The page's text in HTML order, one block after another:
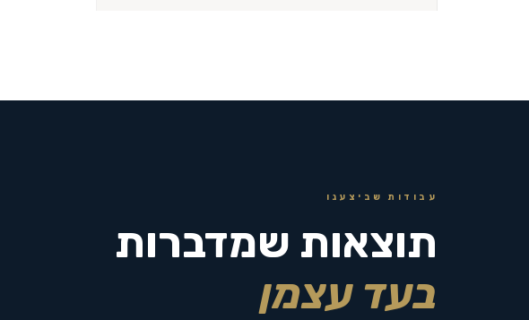
עבודות שביצענו
תוצאות שמדברות
בעד עצמן